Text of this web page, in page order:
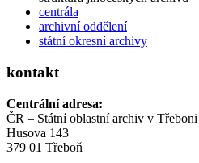
centrála
archivní oddělení
státní okresní archivy
kontakt
Centrální adresa:
ČR – Státní oblastní archiv v Třeboni
Husova 143
379 01 Třeboň